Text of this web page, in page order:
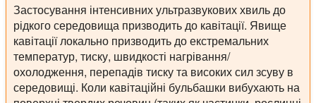
Застосування інтенсивних ультразвукових хвиль до
рідкого середовища призводить до кавітації. Явище
кавітації локально призводить до екстремальних
температур, тиску, швидкості нагрівання/
охолодження, перепадів тиску та високих сил зсуву в
середовищі. Коли кавітаційні бульбашки вибухають на